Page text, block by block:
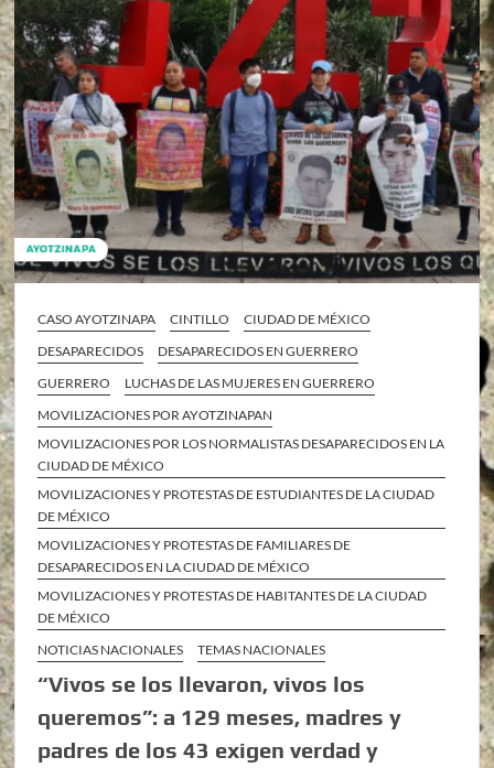
CASO AYOTZINAPA CINTILLO
CIUDAD DE MÉXICO
DESAPARECIDOS
DESAPARECIDOS EN GUERRERO
GUERRERO
LUCHAS DE LAS MUJERES EN GUERRERO
MOVILIZACIONES POR AYOTZINAPAN
MOVILIZACIONES POR LOS NORMALISTAS DESAPARECIDOS EN LA
CIUDAD DE MÉXICO
MOVILIZACIONES Y PROTESTAS DE ESTUDIANTES DE LA CIUDAD
DE MÉXICO
MOVILIZACIONES Y PROTESTAS DE FAMILIARES DE
DESAPARECIDOS EN LA CIUDAD DE MÉXICO
MOVILIZACIONES Y PROTESTAS DE HABITANTES DE LA CIUDAD
DE MÉXICO
NOTICIAS NACIONALES
TEMAS NACIONALES
“Vivos se los llevaron, vivos los
queremos”: a 129 meses, madres y
padres de los 43 exigen verdad y